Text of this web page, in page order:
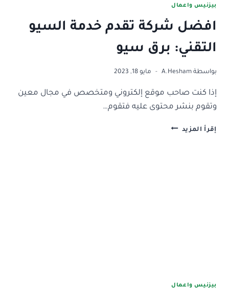
بيزنيس واعمال
افضل شركة تقدم خدمة السيو
التقني: برق سيو
بواسطة A.Hesham مايو 18, 2023
إذا كنت صاحب موقع إلكتروني ومتخصص في مجال معين
وتقوم بنشر محتوى عليه فتقوم…
إقرأ المزيد افضل
بيزنيس واعمال